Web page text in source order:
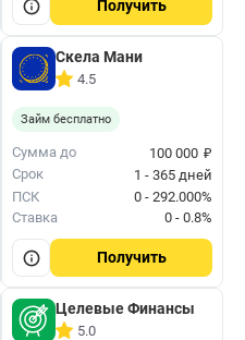
Получить
Скела Мани
4.5
Займ бесплатно
Сумма до 100 000 ₽
Срок
1 - 365 дней
ПСК
0 - 292.000%
Ставка
0 - 0.8%
Получить
Целевые Финансы
5.0